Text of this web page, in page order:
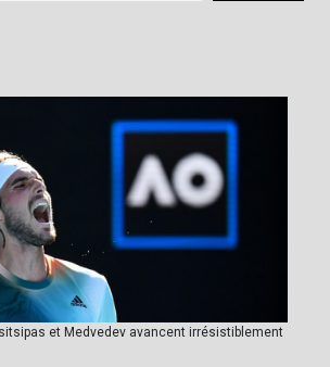
et Medvedev avancent irrésistiblement